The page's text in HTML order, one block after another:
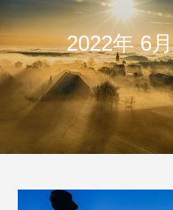
2022年 6